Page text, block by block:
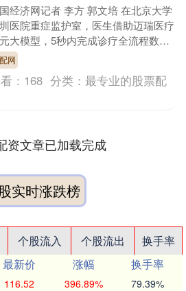
经济网记者 李方 郭文培 在北京大学
医院重症监护室，医生借助迈瑞医疗
大模型，5秒内完成诊疗全流程数据
与整合，1分钟生成结构化病历，为
救治按下....
网
： 168 分类：最专业的股票配
资文章已加载完成
实时涨跌榜
个股流入 个股流出
换手率
最新价 涨幅
换手率
116.52 396.89% 79.39%